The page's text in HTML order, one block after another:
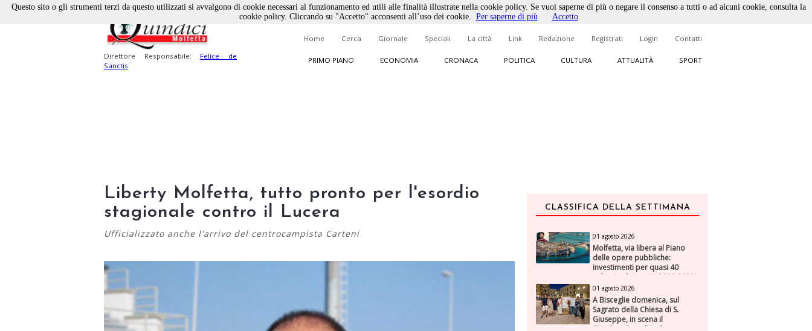
Direttore Responsabile: Felice de
Sanctis
Home Cerca Giornale Speciali La città Link Redazione Registrati Login Contatti
PRIMO PIANO ECONOMIA CRONACA POLITICA CULTURA ATTUALITÀ SPORT
Liberty Molfetta, tutto pronto per l'esordio
stagionale contro il Lucera
Ufficializzato anche l'arrivo del centrocampista Carteni
CLASSIFICA DELLA SETTIMANA
01 agosto 2026
Molfetta, via libera al Piano
delle opere pubbliche:
investimenti per quasi 40
milioni nel triennio 2026-2028
01 agosto 2026
A Bisceglie domenica, sul
Sagrato della Chiesa di S.
Giuseppe, in scena il
“Rigoletto” con l’Orchestra
Questo sito o gli strumenti terzi da questo utilizzati si avvalgono di cookie necessari al funzionamento ed utili alle finalità illustrate nella cookie policy. Se vuoi saperne di più o negare il consenso a tutti o ad alcuni cookie, consulta la
cookie policy. Cliccando su "Accetto" acconsenti all’uso dei cookie. Per saperne di più Accetto